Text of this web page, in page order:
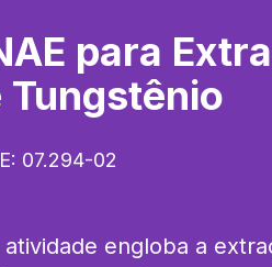
para
Tungstênio
07.294-02
atividade engloba a